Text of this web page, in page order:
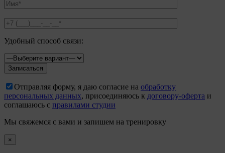
Удобный способ связи:
Отправляя форму, я даю согласие на обработку
персональных данных, присоединяюсь к договору-оферта и
соглашаюсь с правилами студии
Мы свяжемся с вами и запишем на тренировку
×